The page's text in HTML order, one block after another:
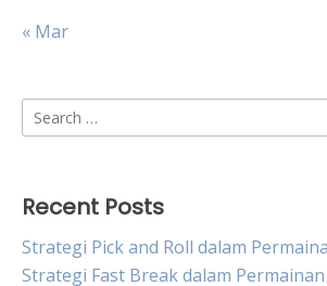
« Mar
Search
for:
Recent Posts
Strategi Pick and Roll dalam
Strategi Fast Break dalam